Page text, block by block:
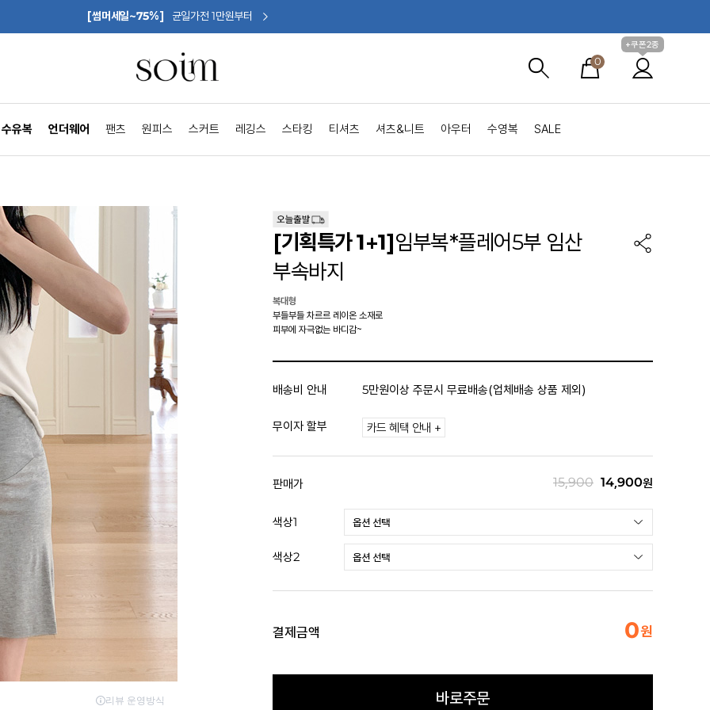
[썸머세일~75%] 균일가전 1만원부터
0
+쿠폰2종
수유복 언더웨어 팬츠 원피스 스커트 레깅스 스타킹 티셔츠 셔츠&니트 아우터 수영복 SALE
[기획특가 1+1]임부복*플레어5부 임산
부속바지
복대형
부들부들 차르르 레이온 소재로
피부에 자극없는 바디감~
배송비 안내 5만원이상 주문시 무료배송(업체배송 상품 제외)
무이자 할부 카드 혜택 안내 +
판매가 15,900 14,900원
색상1
색상2
결제금액 0원
바로주문